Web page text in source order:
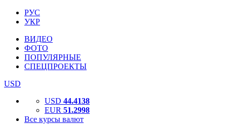
РУС
УКР
ВИДЕО
ФОТО
ПОПУЛЯРНЫЕ
СПЕЦПРОЕКТЫ
USD
USD 44.4138
EUR 51.2998
Все курсы валют